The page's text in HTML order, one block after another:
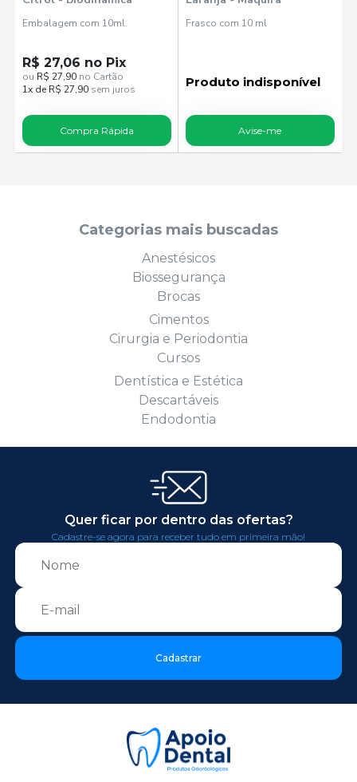
Embalagem com 10ml.
R$ 27,06 no Pix
ou R$ 27,90 no Cartão
1x de R$ 27,90 sem juros
Compra Rápida
Frasco com 10 ml
Produto indisponível
Avise-me
Categorias mais buscadas
Anestésicos
Biossegurança
Brocas
Cimentos
Cirurgia e Periodontia
Cursos
Dentística e Estética
Descartáveis
Endodontia
Quer ficar por dentro das ofertas?
Cadastre-se agora para receber tudo em primeira mão!
Cadastrar